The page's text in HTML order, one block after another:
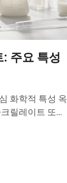
주요 특성
화학적 특성 옥
릴레이트 또는
체로서, 8개의